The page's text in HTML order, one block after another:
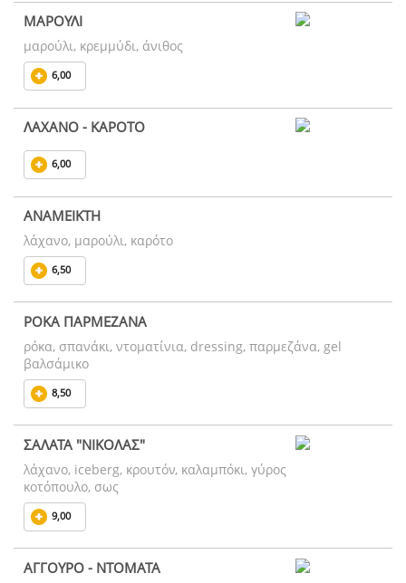
ΜΑΡΟΥΛΙ
μαρούλι, κρεμμύδι, άνιθος
6,00
ΛΑΧΑΝΟ - ΚΑΡΟΤΟ
6,00
ΑΝΑΜΕΙΚΤΗ
λάχανο, μαρούλι, καρότο
6,50
ΡΟΚΑ ΠΑΡΜΕΖΑΝΑ
ρόκα, σπανάκι, ντοματίνια, dressing, παρμεζάνα, gel
βαλσάμικο
8,50
ΣΑΛΑΤΑ "ΝΙΚΟΛΑΣ"
λάχανο, iceberg, κρουτόν, καλαμπόκι, γύρος
κοτόπουλο, σως
9,00
ΑΓΓΟΥΡΟ - ΝΤΟΜΑΤΑ